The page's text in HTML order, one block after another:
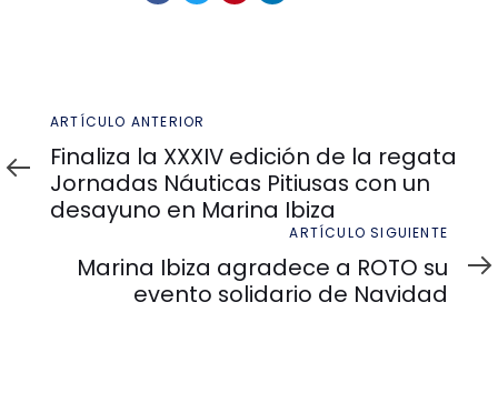
Artículo
anterior
ARTÍCULO ANTERIOR
Finaliza la XXXIV edición de la regata
Jornadas Náuticas Pitiusas con un
desayuno en Marina Ibiza
siguiente
ARTÍCULO SIGUIENTE
Marina Ibiza agradece a ROTO su
evento solidario de Navidad